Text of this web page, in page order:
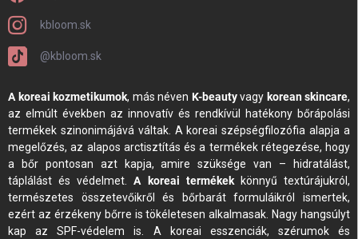
kbloom.sk
@kbloom.sk
A koreai kozmetikumok, más néven K-beautyvagy korean skincare,
az elmúlt években az innovatív és rendkívül hatékony bőrápolási
termékek szinonimájává váltak. A koreai szépségfilozófia alapja a
megelőzés, az alapos arctisztítás és a termékek rétegezése, hogy
a bőr pontosan azt kapja, amire szüksége van – hidratálást,
táplálást és védelmet.A koreai termékekkönnyű textúrájukról,
természetes összetevőikről és bőrbarát formuláikról ismertek,
ezért az érzékeny bőrre is tökéletesen alkalmasak. Nagy hangsúlyt
kap az SPF-védelem is. A koreai esszenciák, szérumok és